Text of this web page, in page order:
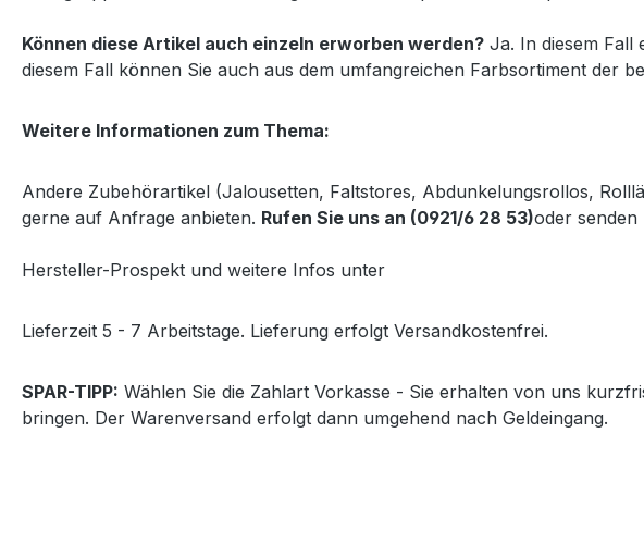
Können diese Artikel auch einzeln erworben werden? Ja. In diesem Fall
diesem Fall können Sie auch aus dem umfangreichen Farbsortiment der
Weitere Informationen zum Thema:
Andere Zubehörartikel (Jalousetten, Faltstores, Abdunkelungsrollos,
gerne auf Anfrage anbieten. Rufen Sie uns an (0921/6 28 53)oder senden
Hersteller-Prospekt und weitere Infos unter
Lieferzeit 5 - 7 Arbeitstage. Lieferung erfolgt Versandkostenfrei.
SPAR-TIPP: Wählen Sie die Zahlart Vorkasse - Sie erhalten von uns
bringen. Der Warenversand erfolgt dann umgehend nach Geldeingang.